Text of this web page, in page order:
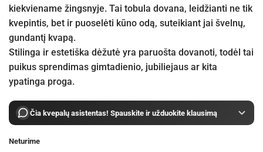
kiekviename žingsnyje. Tai tobula dovana, leidžianti ne tik
kvepintis, bet ir puoselėti kūno odą, suteikiant jai švelnų,
gundantį kvapą.
Stilinga ir estetiška dėžutė yra paruošta dovanoti, todėl tai
puikus sprendimas gimtadienio, jubiliejaus ar kita
ypatinga proga.
Čia kvepalų asistentas! Spauskite ir užduokite klausimą
Neturime